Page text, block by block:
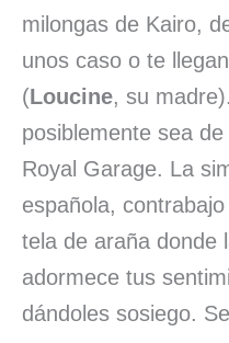
milongas de Kairo,
unos caso o te
(Loucine, su
posiblemente sea
Royal Garage. La
española,
tela de araña donde
adormece tus
dándoles sosiego.